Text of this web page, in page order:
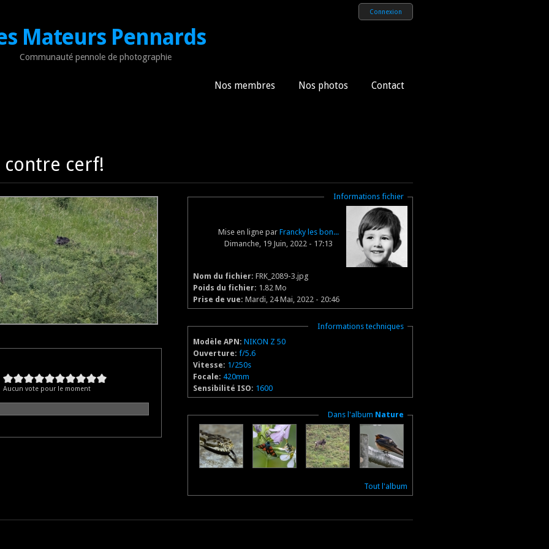
Mateurs Pennards
Communauté pennole de photographie
Connexion
Nos membres Nos photos Contact
contre cerf!
Aucun vote pour le moment
Masquer
Informations fichier
Mise en ligne par Francky les bon...
Dimanche, 19 Juin, 2022 - 17:13
Nom du fichier: FRK_2089-3.jpg
Poids du fichier: 1.82 Mo
Prise de vue: Mardi, 24 Mai, 2022 - 20:46
Masquer
Informations techniques
Modèle APN: NIKON Z 50
Ouverture: f/5.6
Vitesse: 1/250s
Focale: 420mm
Sensibilité ISO: 1600
Masquer
Dans l'album Nature
Tout l'album